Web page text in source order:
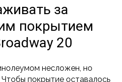
за
покрытием
20
несложен, но
покрытие оставалось